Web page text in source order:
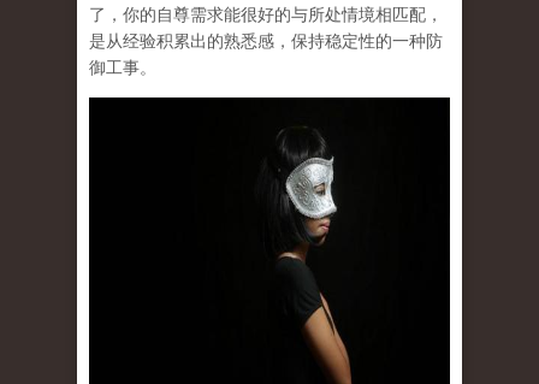
了，你的自尊需求能很好的与所处情境相匹配，
是从经验积累出的熟悉感，保持稳定性的一种防
御工事。